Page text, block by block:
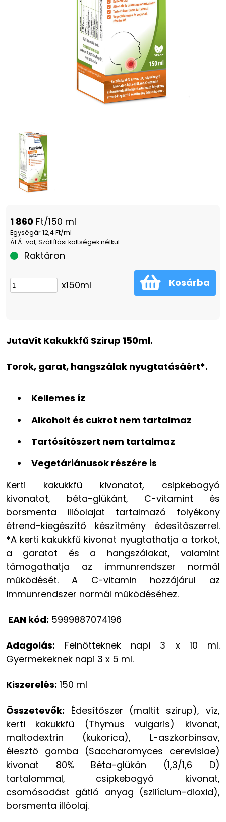
1 860 Ft/150 ml
Egységár 12,4 Ft/ml
ÁFÁ-val, Szállítási költségek nélkül
Raktáron
x150ml Kosárba
JutaVit Kakukkfű Szirup 150ml.
Torok, garat, hangszálak nyugtatásáért*.
Kellemes íz
Alkoholt és cukrot nem tartalmaz
Tartósítószert nem tartalmaz
Vegetáriánusok részére is
Kerti kakukkfű kivonatot, csipkebogyó
kivonatot, béta-glükánt, C-vitamint és
borsmenta illóolajat tartalmazó folyékony
étrend-kiegészítő készítmény édesítőszerrel.
*A kerti kakukkfű kivonat nyugtathatja a torkot,
a garatot és a hangszálakat, valamint
támogathatja az immunrendszer normál
működését. A C-vitamin hozzájárul az
immunrendszer normál működéséhez.
EAN kód: 5999887074196
Adagolás: Felnőtteknek napi 3 x 10 ml.
Gyermekeknek napi 3 x 5 ml.
Kiszerelés: 150 ml
Összetevők: Édesítőszer (maltit szirup), víz,
kerti kakukkfű (Thymus vulgaris) kivonat,
maltodextrin (kukorica), L-aszkorbinsav,
élesztő gomba (Saccharomyces cerevisiae)
kivonat 80% Béta-glükán (1,3/1,6 D)
tartalommal, csipkebogyó kivonat,
csomósodást gátló anyag (szilícium-dioxid),
borsmenta illóolaj.